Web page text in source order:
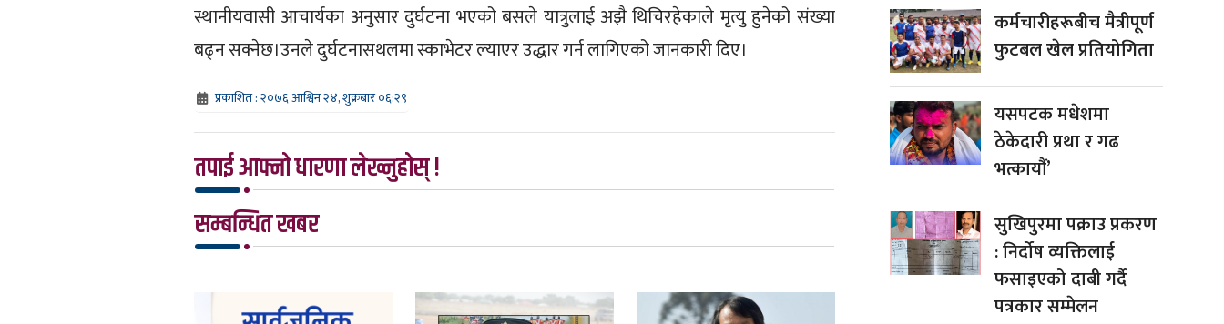
स्थानीयवासी आचार्यका अनुसार दुर्घटना भएको बसले यात्रुलाई अझै थिचिरहेकाले मृत्यु हुनेको संख्या
बढ्न सक्नेछ।उनले दुर्घटनासथलमा स्काभेटर ल्याएर उद्धार गर्न लागिएको जानकारी दिए।
प्रकाशित : २०७६ आश्विन २४, शुक्रबार ०६:२९
तपाई आफ्नो धारणा लेख्नुहोस् !
सम्बन्धित खबर
कर्मचारीहरूबीच मैत्रीपूर्ण
फुटबल खेल प्रतियोगिता
यसपटक मधेशमा
ठेकेदारी प्रथा र गढ
भत्कायौं’
सुखिपुरमा पक्राउ प्रकरण
: निर्दोष व्यक्तिलाई
फसाइएको दाबी गर्दै
पत्रकार सम्मेलन